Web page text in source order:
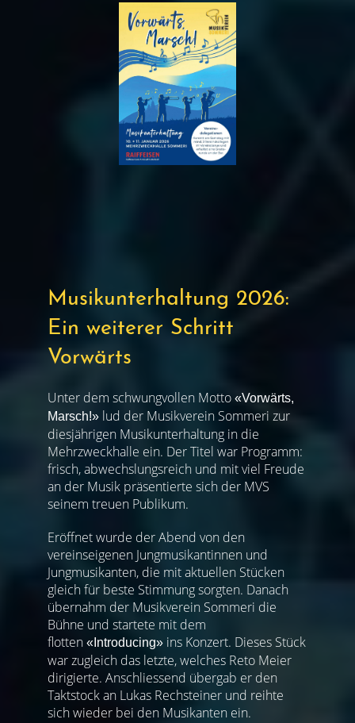
Musikunterhaltung 2026:
Ein weiterer Schritt
Vorwärts
Unter dem schwungvollen Motto «Vorwärts,
Marsch!» lud der Musikverein Sommeri zur
diesjährigen Musikunterhaltung in die
Mehrzweckhalle ein. Der Titel war Programm:
frisch, abwechslungsreich und mit viel Freude
an der Musik präsentierte sich der MVS
seinem treuen Publikum.
Eröffnet wurde der Abend von den
vereinseigenen Jungmusikantinnen und
Jungmusikanten, die mit aktuellen Stücken
gleich für beste Stimmung sorgten. Danach
übernahm der Musikverein Sommeri die
Bühne und startete mit dem
flotten «Introducing» ins Konzert. Dieses Stück
war zugleich das letzte, welches Reto Meier
dirigierte. Anschliessend übergab er den
Taktstock an Lukas Rechsteiner und reihte
sich wieder bei den Musikanten ein.